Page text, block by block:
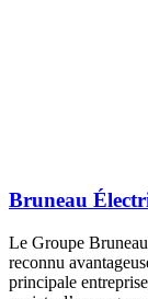
Bruneau
Le Groupe
reconnu
principale